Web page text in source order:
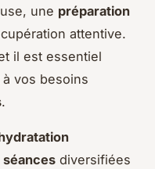
une préparation
attentive.
il est essentiel
à vos besoins
.
séances diversifiées